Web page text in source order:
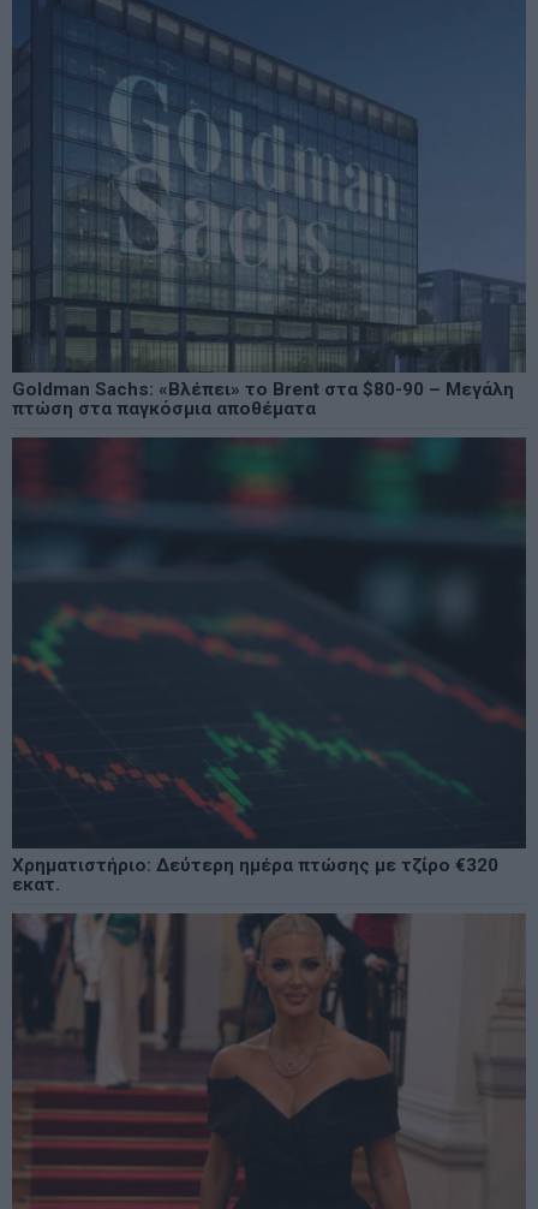
Goldman Sachs: «Βλέπει» το Brent στα $80-90 – Μεγάλη
πτώση στα παγκόσμια αποθέματα
Χρηματιστήριο: Δεύτερη ημέρα πτώσης με τζίρο €320
εκατ.